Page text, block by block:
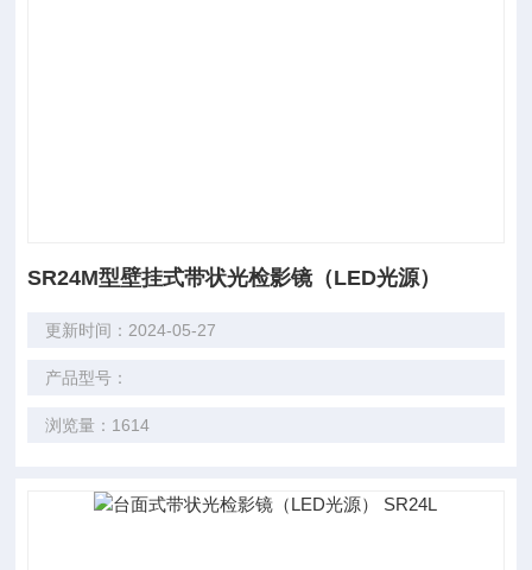
SR24M型壁挂式带状光检影镜（LED光源）
更新时间：2024-05-27
产品型号：
浏览量：1614